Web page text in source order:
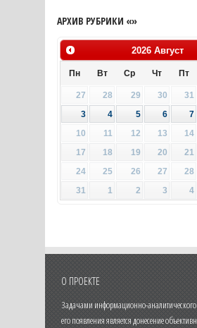
АРХИВ РУБРИКИ «»
2026 Август
Пн Вт Ср Чт Пт
27 28 29 30 31
3
4 5 6 7
10
11 12 13 14
17
18 19 20 21
24
25 26 27 28
31
1 2 3 4
О ПРОЕКТЕ
Задачами информационно-аналитического
его появления является донесение